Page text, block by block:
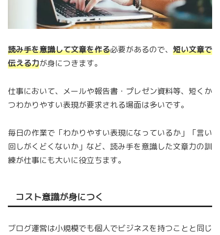
読み手を意識して文章を作る必要があるので、 短い文章で
伝える力が身につきます。
仕事において、メールや報告書・プレゼン資料等、短くか
つわかりやすい表現が要求される場面は多いです。
毎日の作業で「わかりやすい表現になっているか」「言い
回しがくどくないか」など、読み手を意識した文章力の訓
練が仕事にも大いに役立ちます。
コスト意識が身につく
ブログ運営は小規模でも個人でビジネスを持つことと同じ